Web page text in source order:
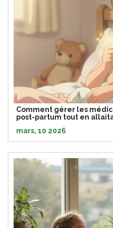
Comment gérer les
post-partum tout en
mars, 10 2026